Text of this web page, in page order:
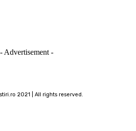
- Advertisement -
2021 | All rights reserved.